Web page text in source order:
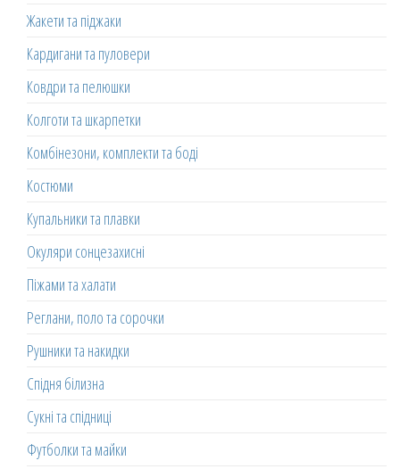
Жакети та піджаки
Кардигани та пуловери
Ковдри та пелюшки
Колготи та шкарпетки
Комбінезони, комплекти та боді
Костюми
Купальники та плавки
Окуляри сонцезахисні
Піжами та халати
Реглани, поло та сорочки
Рушники та накидки
Спідня білизна
Сукні та спідниці
Футболки та майки